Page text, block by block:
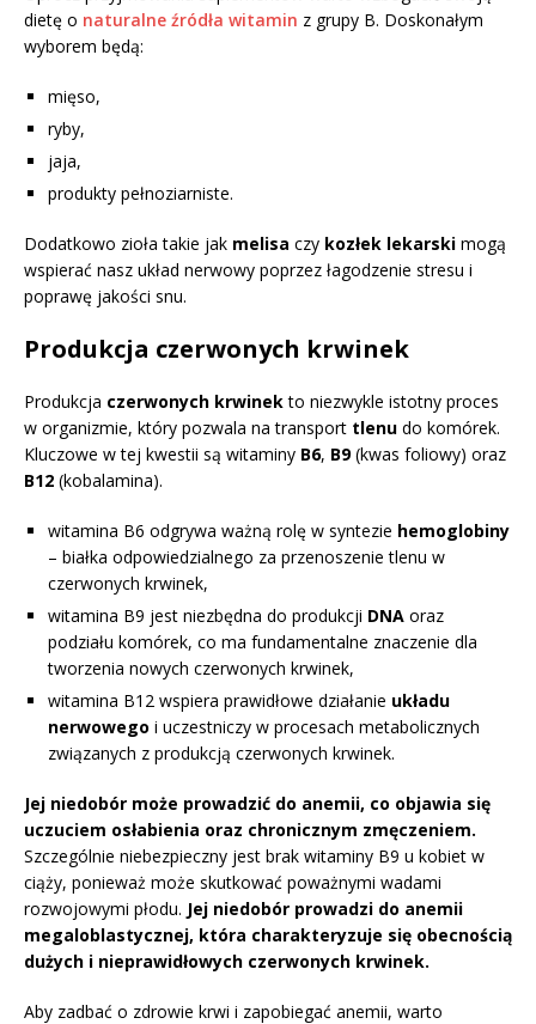
dietę o naturalne źródła witamin z grupy B. Doskonałym
wyborem będą:
mięso,
ryby,
jaja,
produkty pełnoziarniste.
Dodatkowo zioła takie jak melisa czy kozłek lekarski mogą
wspierać nasz układ nerwowy poprzez łagodzenie stresu i
poprawę jakości snu.
Produkcja czerwonych krwinek
Produkcja czerwonych krwinekto niezwykle istotny proces
w organizmie, który pozwala na transport tlenu do komórek.
Kluczowe w tej kwestii są witaminy B6, B9(kwas foliowy) oraz
B12 (kobalamina).
witamina B6 odgrywa ważną rolę w syntezie hemoglobiny
– białka odpowiedzialnego za przenoszenie tlenu w
czerwonych krwinek,
witamina B9 jest niezbędna do produkcji DNA oraz
podziału komórek, co ma fundamentalne znaczenie dla
tworzenia nowych czerwonych krwinek,
witamina B12 wspiera prawidłowe działanie układu
nerwowego i uczestniczy w procesach metabolicznych
związanych z produkcją czerwonych krwinek.
Jej niedobór może prowadzić do anemii, co objawia się
uczuciem osłabienia oraz chronicznym zmęczeniem.
Szczególnie niebezpieczny jest brak witaminy B9 u kobiet w
ciąży, ponieważ może skutkować poważnymi wadami
rozwojowymi płodu. Jej niedobór prowadzi do anemii
megaloblastycznej, która charakteryzuje się obecnością
dużych i nieprawidłowych czerwonych krwinek.
Aby zadbać o zdrowie krwi i zapobiegać anemii, warto